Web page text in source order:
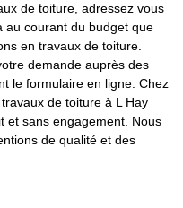
de toiture, adressez vous
au courant du budget que
en travaux de toiture.
demande auprès des
le formulaire en ligne. Chez
de toiture à L Hay
et sans engagement. Nous
de qualité et des